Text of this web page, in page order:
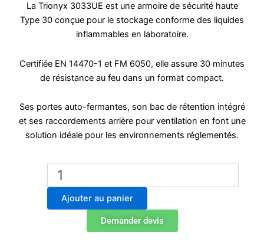
La Trionyx 3033UE est une armoire de sécurité haute
Type 30 conçue pour le stockage conforme des liquides
inflammables en laboratoire.
Certifiée EN 14470-1 et FM 6050, elle assure 30 minutes
de résistance au feu dans un format compact.
Ses portes auto-fermantes, son bac de rétention intégré
et ses raccordements arrière pour ventilation en font une
solution idéale pour les environnements réglementés.
quantité
Trionyx
3033UE
Ajouter au panier
Demander devis